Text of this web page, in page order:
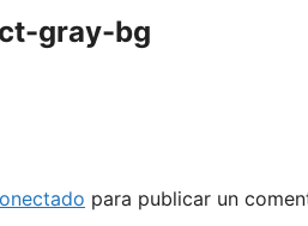
gray-bg
para publicar un